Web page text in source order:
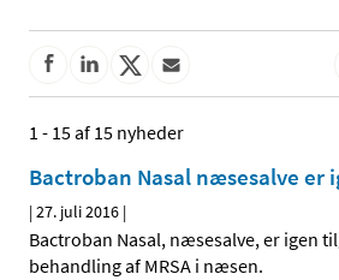
1 - 15 af 15 nyheder
Bactroban Nasal næsesalve
|27. juli 2016 |
Bactroban Nasal, næsesalve, er igen
behandling af MRSA i næsen.